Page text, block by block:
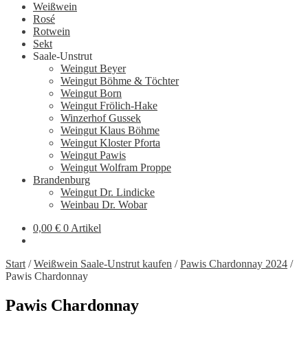
Weißwein
Rosé
Rotwein
Sekt
Saale-Unstrut
Weingut Beyer
Weingut Böhme & Töchter
Weingut Born
Weingut Frölich-Hake
Winzerhof Gussek
Weingut Klaus Böhme
Weingut Kloster Pforta
Weingut Pawis
Weingut Wolfram Proppe
Brandenburg
Weingut Dr. Lindicke
Weinbau Dr. Wobar
0,00 € 0 Artikel
Start /Weißwein Saale-Unstrut kaufen /Pawis Chardonnay 2024 /
Pawis Chardonnay
Pawis Chardonnay